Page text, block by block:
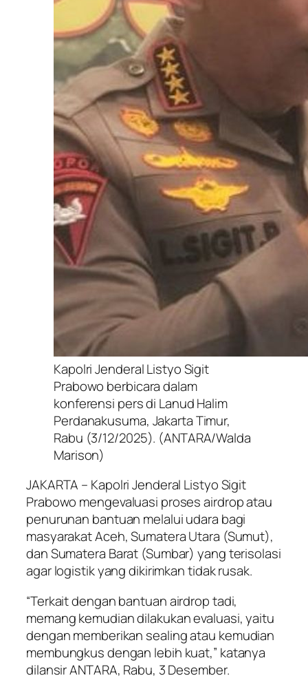
Kapolri Jenderal Listyo Sigit
Prabowo berbicara dalam
konferensi pers di Lanud Halim
Perdanakusuma, Jakarta Timur,
Rabu (3/12/2025). (ANTARA/Walda
Marison)
JAKARTA – Kapolri Jenderal Listyo Sigit
Prabowo mengevaluasi prosesairdropatau
penurunan bantuan melalui udara bagi
masyarakat Aceh, Sumatera Utara (Sumut),
dan Sumatera Barat (Sumbar) yang terisolasi
agar logistik yang dikirimkan tidak rusak.
“Terkait dengan bantuanairdroptadi,
memang kemudian dilakukan evaluasi, yaitu
dengan memberikan sealingatau kemudian
membungkus dengan lebih kuat,” katanya
dilansir ANTARA, Rabu, 3 Desember.